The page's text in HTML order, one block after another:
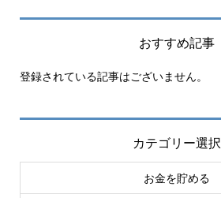
おすすめ記事
登録されている記事はございません。
カテゴリー選択
お金を貯める